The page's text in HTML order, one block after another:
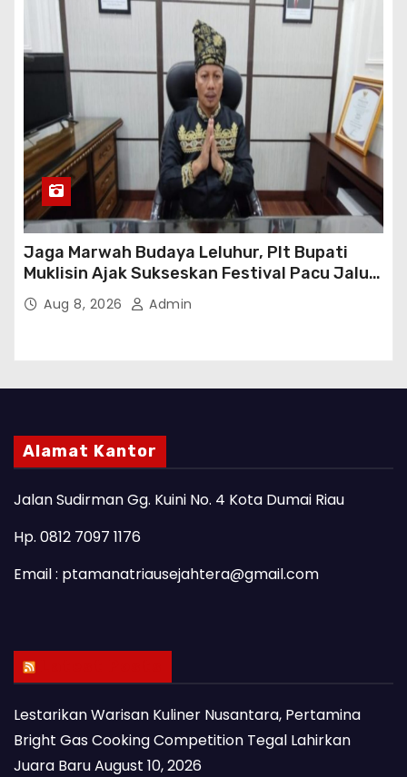
Jaga Marwah Budaya Leluhur, Plt Bupati
Muklisin Ajak Sukseskan Festival Pacu Jalur
2026Aug 8, 2026 Admin
Alamat Kantor
Jalan Sudirman Gg. Kuini No. 4 Kota Dumai Riau
Hp. 0812 7097 1176
Email : ptamanatriausejahtera@gmail.com
Lestarikan Warisan Kuliner Nusantara, Pertamina
Bright Gas Cooking Competition Tegal Lahirkan
Juara BaruAugust 10, 2026